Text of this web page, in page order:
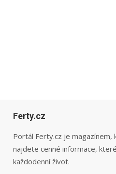
Ferty.cz
Portál Ferty.cz je magazínem,
najdete cenné informace,
každodenní život.